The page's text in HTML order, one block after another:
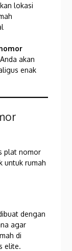
lokasi
akan
enak
plat nomor
untuk rumah
dengan
agar
di
elite.